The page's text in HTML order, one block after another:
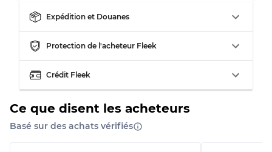
Expédition et Douanes
Protection de l'acheteur Fleek
Crédit Fleek
Ce que disent les acheteurs
Basé sur des achats vérifiés